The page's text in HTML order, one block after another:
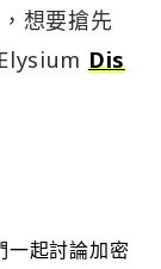
想要搶先
Dis
一起討論加密